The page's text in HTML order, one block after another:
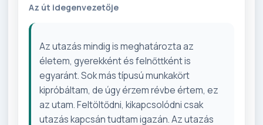
Az út idegenvezetője
Az utazás mindig is meghatározta az
életem, gyerekként és felnőttként is
egyaránt. Sok más típusú munkakört
kipróbáltam, de úgy érzem révbe értem, ez
az utam. Feltöltődni, kikapcsolódni csak
utazás kapcsán tudtam igazán. Az utazás